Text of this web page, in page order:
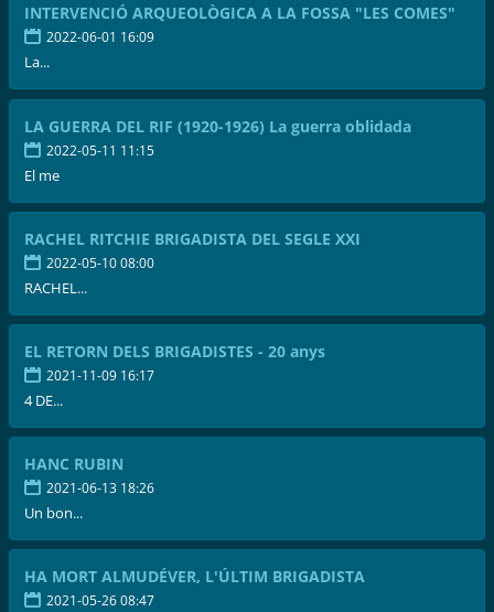
INTERVENCIÓ ARQUEOLÒGICA A LA FOSSA "LES COMES"
2022-06-01 16:09
La...
LA GUERRA DEL RIF (1920-1926) La guerra oblidada
2022-05-11 11:15
El me
RACHEL RITCHIE BRIGADISTA DEL SEGLE XXI
2022-05-10 08:00
RACHEL...
EL RETORN DELS BRIGADISTES - 20 anys
2021-11-09 16:17
4 DE...
HANC RUBIN
2021-06-13 18:26
Un bon...
HA MORT ALMUDÉVER, L'ÚLTIM BRIGADISTA
2021-05-26 08:47